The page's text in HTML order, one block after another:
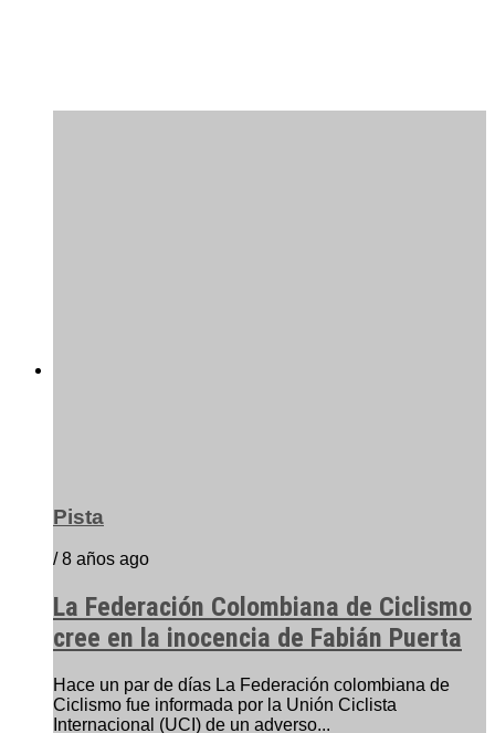
Pista
/ 8 años ago
La Federación Colombiana de Ciclismo
cree en la inocencia de Fabián Puerta
Hace un par de días La Federación colombiana de
Ciclismo fue informada por la Unión Ciclista
Internacional (UCI) de un adverso...